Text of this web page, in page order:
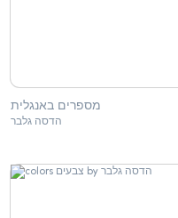
מספרים באנגלית
הדסה גלבר